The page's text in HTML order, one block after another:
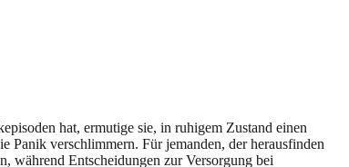
hat, ermutige sie, in ruhigem Zustand einen
Panik verschlimmern. Für jemanden, der herausfinden
während Entscheidungen zur Versorgung bei